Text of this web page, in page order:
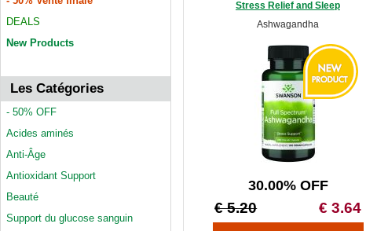
DEALS
New Products
Les Catégories
- 50% OFF
Acides aminés
Anti-Âge
Antioxidant Support
Beauté
Support du glucose sanguin
Stress Relief and Sleep
Ashwagandha
30.00% OFF
€ 5.20 € 3.64